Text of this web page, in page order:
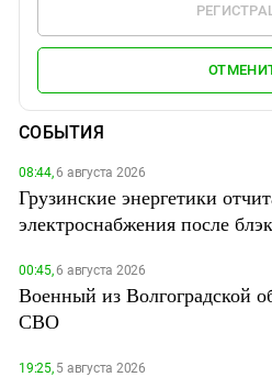
СОБЫТИЯ
08:44,6 августа 2026
Грузинские энергетики
электроснабжения после
00:45,6 августа 2026
Военный из Волгоградской
СВО
19:25,5 августа 2026